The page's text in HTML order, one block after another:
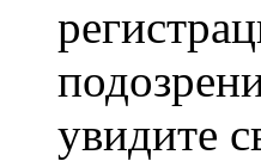
увидите